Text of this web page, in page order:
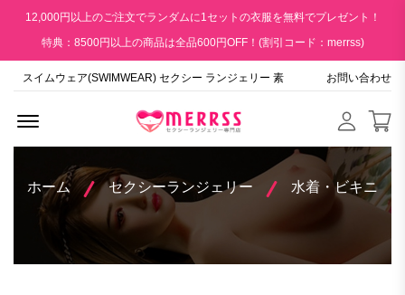
12,000円以上のご注文でランダムに1セットの衣服を無料でプレゼント！
特典：8500円以上の商品は全品600円OFF！(割引コード：merrss)
スイムウェア(SWIMWEAR) セクシー ランジェリー 素 お問い合わせ
ホーム セクシーランジェリー 水着・ビキニ